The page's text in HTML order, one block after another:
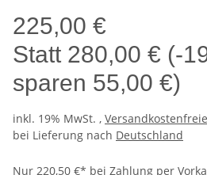
225,00 €
Statt 280,00 € (-
sparen 55,00 €)
inkl. 19% MwSt. ,
bei Lieferung nach Deutschland
Nur 220,50 €* bei Zahlung per